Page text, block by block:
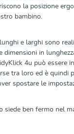
la posizione
bambino.
lunghi e larghi sono
dimensioni in
4u può essere
tra loro ed è quindi
spostare le
siede ben fermo nel